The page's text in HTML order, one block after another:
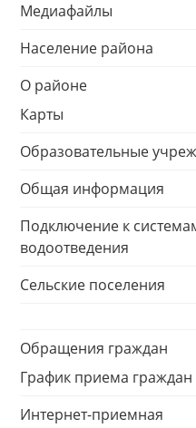
Медиафайлы
Население района
О районе
Карты
Образовательные
Общая информация
Подключение к
водоотведения
Сельские поселения
Обращения граждан
График приема граждан
Интернет-приемная